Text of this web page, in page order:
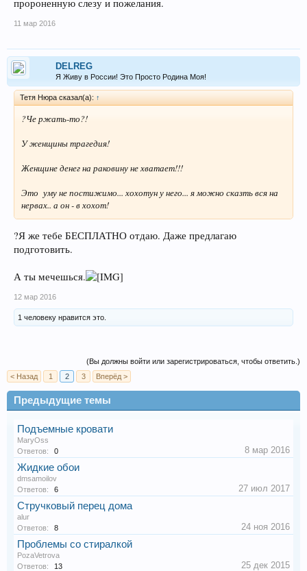
пророненную слезу и пожелания.
11 мар 2016
DELREG
Я Живу в России! Это Просто Родина Моя!
Тетя Нюра сказал(а): ↑
?Че ржать-то?!
У женщины трагедия!
Женщине денег на раковину не хватает!!!
Это уму не постижимо... хохотун у него... я можно сказть вся на
нервах.. а он - в хохот!
?Я же тебе БЕСПЛАТНО отдаю. Даже предлагаю
подготовить.
А ты мечешься.
12 мар 2016
1 человеку нравится это.
(Вы должны войти или зарегистрироваться, чтобы ответить.)
< Назад
1 2 3 Вперёд >
Предыдущие темы
Подъемные кровати
MaryOss
Ответов:
0 8 мар 2016
Жидкие обои
dmsamoilov
Ответов:
6 27 июл 2017
Стручковый перец дома
alur
Ответов:
8 24 ноя 2016
Проблемы со стиралкой
PozaVetrova
Ответов:
13 25 дек 2015